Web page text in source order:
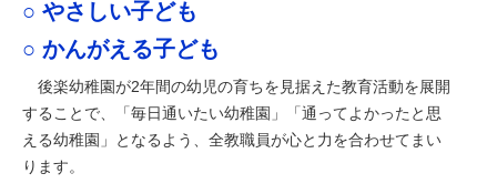
○ やさしい子ども
○ かんがえる子ども
後楽幼稚園が2年間の幼児の育ちを見据えた教育活動を展開
することで、「毎日通いたい幼稚園」「通ってよかったと思
える幼稚園」となるよう、全教職員が心と力を合わせてまい
ります。